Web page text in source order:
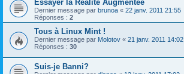
Essayer la Réalité Augmentée
Dernier message par brunoa « 22 janv. 2011 21:55
Réponses : 2
Tous à Linux Mint !
Dernier message par Molotov « 21 janv. 2011 14:02
Réponses : 30
Suis-je Banni?